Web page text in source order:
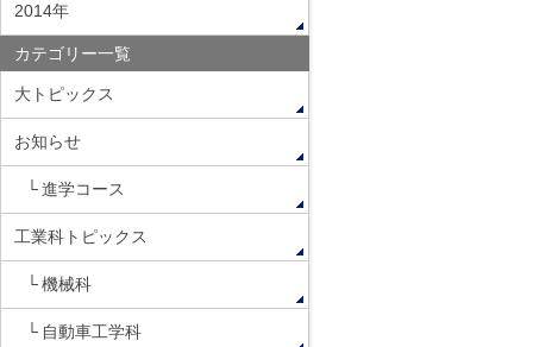
2014年
カテゴリー一覧
大トピックス
お知らせ
進学コース
工業科トピックス
機械科
自動車工学科